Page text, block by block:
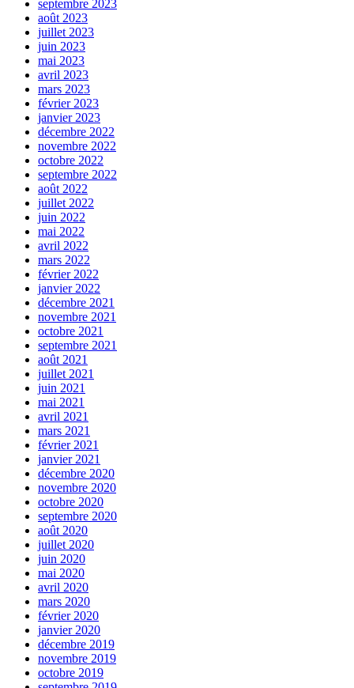
septembre 2023
août 2023
juillet 2023
juin 2023
mai 2023
avril 2023
mars 2023
février 2023
janvier 2023
décembre 2022
novembre 2022
octobre 2022
septembre 2022
août 2022
juillet 2022
juin 2022
mai 2022
avril 2022
mars 2022
février 2022
janvier 2022
décembre 2021
novembre 2021
octobre 2021
septembre 2021
août 2021
juillet 2021
juin 2021
mai 2021
avril 2021
mars 2021
février 2021
janvier 2021
décembre 2020
novembre 2020
octobre 2020
septembre 2020
août 2020
juillet 2020
juin 2020
mai 2020
avril 2020
mars 2020
février 2020
janvier 2020
décembre 2019
novembre 2019
octobre 2019